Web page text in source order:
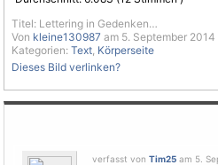
Titel: Lettering in Gedenken…
Von kleine130987 am 5. September
Kategorien: Text, Körperseite
Dieses Bild verlinken?
verfasst von Tim25 am 5.